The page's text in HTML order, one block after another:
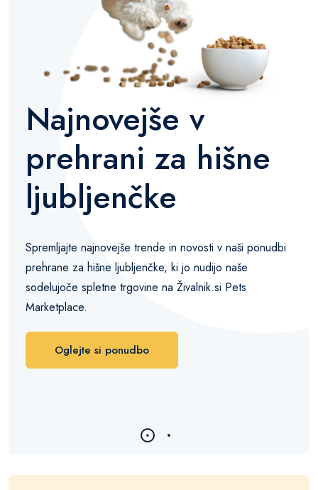
Najnovejše v
prehrani za hišne
ljubljenčke
Spremljajte najnovejše trende in novosti v naši ponudbi
prehrane za hišne ljubljenčke, ki jo nudijo naše
sodelujoče spletne trgovine na Živalnik.si Pets
Marketplace.
Oglejte si ponudbo